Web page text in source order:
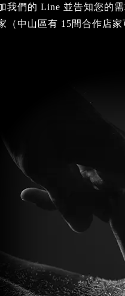
我們的 Line 並告知您的
（中山區有 15間合作店家